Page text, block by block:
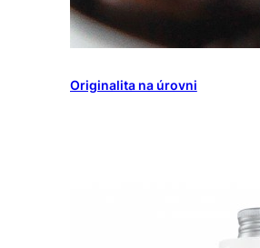
Originalita na úrovni